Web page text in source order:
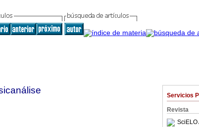
Servicios
Revista
SciELO